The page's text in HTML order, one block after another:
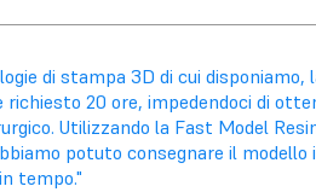
di stampa 3D di cui
20 ore, impedendoci di
Utilizzando la Fast Model
potuto consegnare il
tempo."